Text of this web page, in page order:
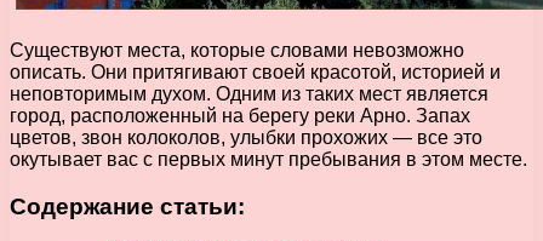
Существуют места, которые словами невозможно
описать. Они притягивают своей красотой, историей и
неповторимым духом. Одним из таких мест является
город, расположенный на берегу реки Арно. Запах
цветов, звон колоколов, улыбки прохожих — все это
окутывает вас с первых минут пребывания в этом месте.
Содержание статьи: